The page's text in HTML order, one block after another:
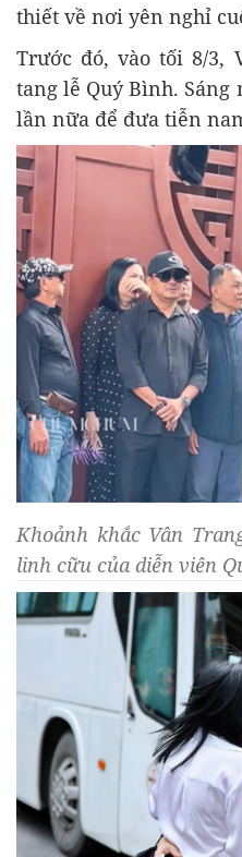
thiết về nơi yên nghỉ
Trước đó, vào tối 8/3,
tang lễ Quý Bình.
lần nữa để đưa tiễn
Khoảnh khắc Vân
linh cữu của diễn viên